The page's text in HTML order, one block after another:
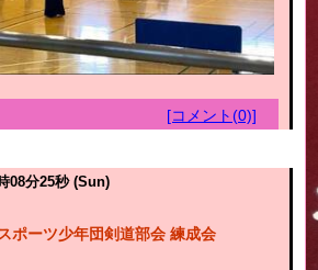
[コメント(0)]
08分25秒 (Sun)
ポーツ少年団剣道部会 練成会